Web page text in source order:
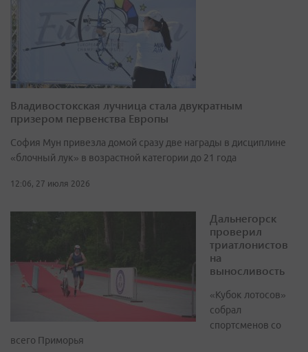
Владивостокская лучница стала двукратным
призером первенства Европы
София Мун привезла домой сразу две награды в дисциплине
«блочный лук» в возрастной категории до 21 года
12:06, 27 июля 2026
Дальнегорск
проверил
триатлонистов
на
выносливость
«Кубок лотосов»
собрал
спортсменов со
всего Приморья